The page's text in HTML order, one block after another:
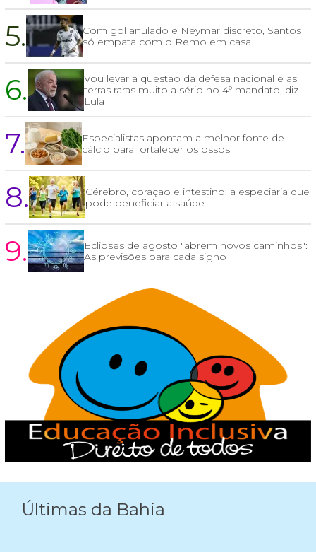
5.
Com gol anulado e Neymar discreto, Santos
só empata com o Remo em casa
6.
Vou levar a questão da defesa nacional e as
terras raras muito a sério no 4º mandato, diz
Lula
7.
Especialistas apontam a melhor fonte de
cálcio para fortalecer os ossos
8.
Cérebro, coração e intestino: a especiaria que
pode beneficiar a saúde
9.
Eclipses de agosto "abrem novos caminhos":
As previsões para cada signo
Últimas da Bahia